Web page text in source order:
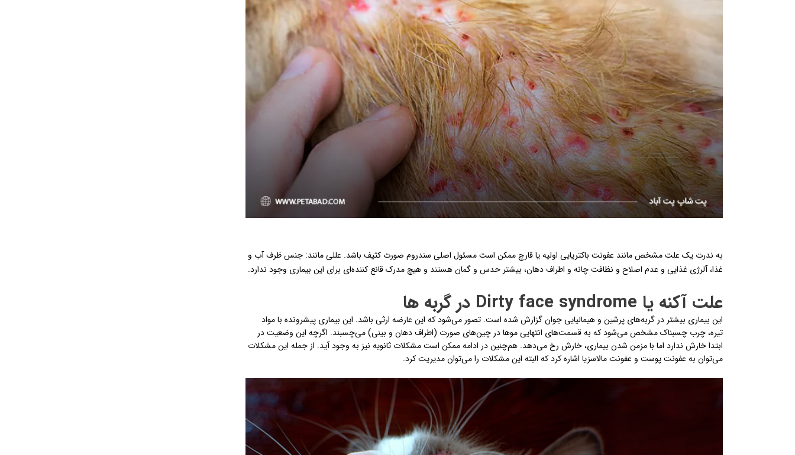
به ندرت یک علت مشخص مانند عفونت باکتریایی اولیه یا قارچ ممکن است مسئول اصلی سندروم صورت کثیف باشد. عللی مانند: جنس ظرف آب و
غذا، آلرژی غذایی و عدم اصلاح و نظافت چانه و اطراف دهان، بیشتر حدس و گمان هستند و هیچ مدرک قانع کننده‌ای برای این بیماری وجود ندارد.
علت آکنه یا Dirty face syndrome در گربه ها
این بیماری بیشتر در گربه‌های پرشین و هیمالیایی جوان گزارش شده است. تصور می‌شود که این عارضه ارثی باشد. این بیماری پیشرونده با مواد
تیره، چرب چسبناک مشخص می‌شود که به قسمت‌های انتهایی موها در چین‌های صورت (اطراف دهان و بینی) می‌چسبند. اگرچه این وضعیت در
ابتدا خارش ندارد اما با مزمن شدن بیماری، خارش رخ می‌دهد. هم‌چنین در ادامه ممکن است مشکلات ثانویه نیز به وجود آید. از جمله این مشکلات
می‌توان به عفونت پوست و عفونت مالاسزیا اشاره کرد که البته این مشکلات را می‌توان مدیریت کرد.